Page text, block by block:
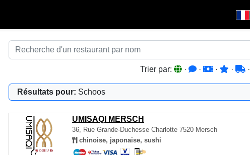
Trier par: · · · · ·
Résultats pour: Schoos
UMISAQI MERSCH
36, Rue Grande-Duchesse Charlotte 7520 Mersch
chinoise, japonaise, sushi